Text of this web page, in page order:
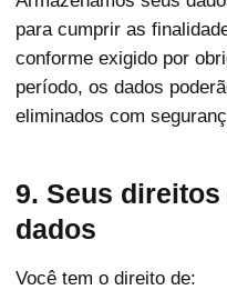
para cumprir as
conforme exigido por
período, os dados
eliminados com
9. Seus
dados
Você tem o direito de: